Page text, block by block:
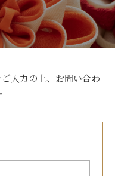
入力の上、お問い合わ